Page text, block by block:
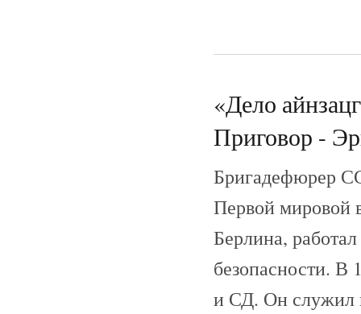
«Дело
Приговор -
Бригадефюрер
Первой мировой
Берлина,
безопасности. В
и СД. Он служил